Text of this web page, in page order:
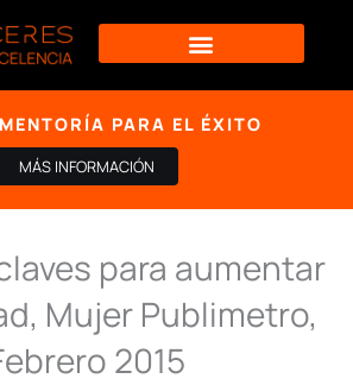
PARA EL ÉXITO
MÁS INFORMACIÓN
para aumentar
Mujer Publimetro,
2015